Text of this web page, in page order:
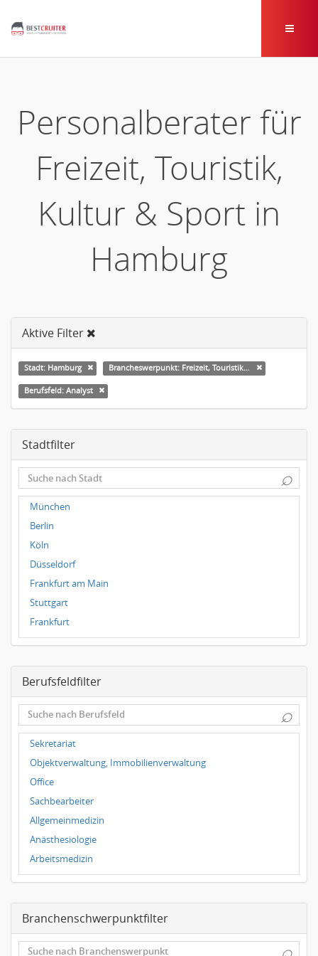
Personalberater für
Freizeit, Touristik,
Kultur & Sport in
Hamburg
Aktive Filter
Stadt: Hamburg Brancheswerpunkt: Freizeit, Touristik, Kultur & Sport
Berufsfeld: Analyst
Stadtfilter
⌕
München
Berlin
Köln
Düsseldorf
Frankfurt am Main
Stuttgart
Frankfurt
Dresden
Leipzig
Dortmund
Wuppertal
Hallbergmoos
Würzburg
Grünwald
Ulm
Bielefeld
Hannover
Duisburg
Berufsfeldfilter
⌕
Sekretariat
Objektverwaltung, Immobilienverwaltung
Office
Sachbearbeiter
Allgemeinmedizin
Anästhesiologie
Arbeitsmedizin
Augenheilkunde
Frauenheilkunde, Geburtshilfe
Hals-Nasen-Ohrenheilkunde
Branchenschwerpunktfilter